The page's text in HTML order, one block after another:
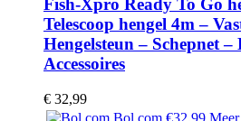
Fish-Xpro Ready To Go
Telescoop hengel 4m –
Hengelsteun – Schepnet –
Accessoires
€ 32,99